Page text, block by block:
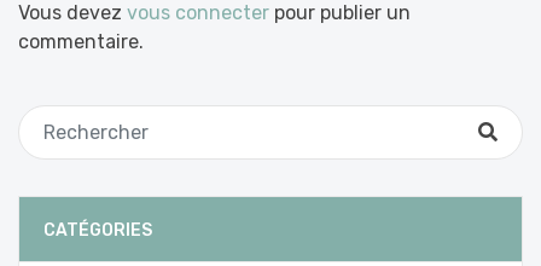
Vous devez vous connecter pour publier un
commentaire.
CATÉGORIES